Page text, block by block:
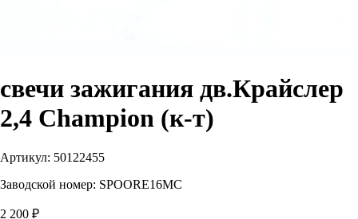
свечи зажигания дв.Крайслер
2,4 Champion (к-т)
Артикул: 50122455
Заводской номер: SPOORE16MC
2 200 ₽